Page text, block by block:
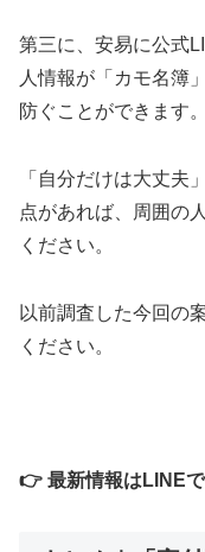
第三に、安易に公式
人情報が「カモ名簿
防ぐことができます。
「自分だけは大丈夫
点があれば、周囲の
ください。
以前調査した今回の
ください。
👉 最新情報はLINEで